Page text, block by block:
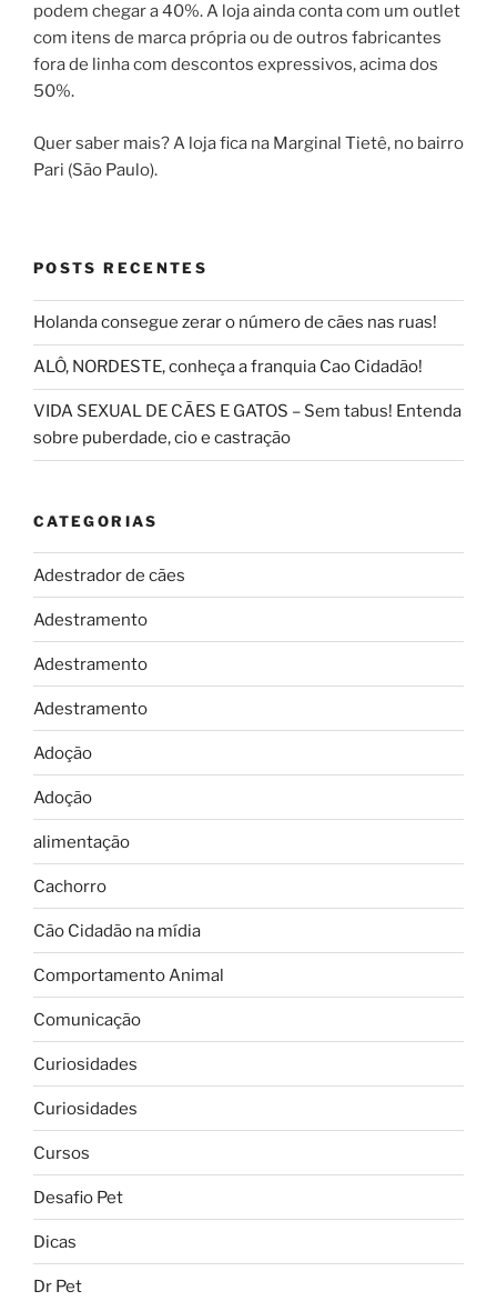
podem chegar a 40%. A loja ainda conta com um outlet
com itens de marca própria ou de outros fabricantes
fora de linha com descontos expressivos, acima dos
50%.
Quer saber mais? A loja fica na Marginal Tietê, no bairro
Pari (São Paulo).
POSTS RECENTES
Holanda consegue zerar o número de cães nas ruas!
ALÔ, NORDESTE, conheça a franquia Cao Cidadão!
VIDA SEXUAL DE CÃES E GATOS – Sem tabus! Entenda
sobre puberdade, cio e castração
CATEGORIAS
Adestrador de cães
Adestramento
Adestramento
Adestramento
Adoção
Adoção
alimentação
Cachorro
Cão Cidadão na mídia
Comportamento Animal
Comunicação
Curiosidades
Curiosidades
Cursos
Desafio Pet
Dicas
Dr Pet